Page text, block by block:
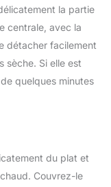
la partie
centrale, avec la
détacher facilement
sèche. Si elle est
quelques minutes
du plat et
Couvrez-le